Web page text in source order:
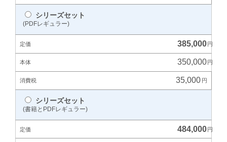
シリーズセット
(PDFレギュラー)
385,000
350,000
35,000
シリーズセット
(書籍とPDFレギュラー)
484,000